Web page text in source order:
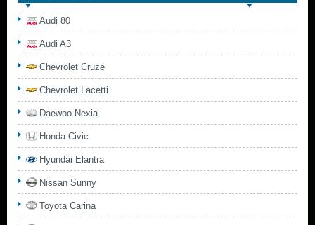
Audi 80
Audi A3
Chevrolet Cruze
Chevrolet Lacetti
Daewoo Nexia
Honda Civic
Hyundai Elantra
Nissan Sunny
Toyota Carina